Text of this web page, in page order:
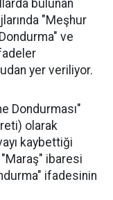
bulunan
"Meşhur
ve
yer veriliyor.
Dondurması"
olarak
kaybettiği
ibaresi
ifadesinin